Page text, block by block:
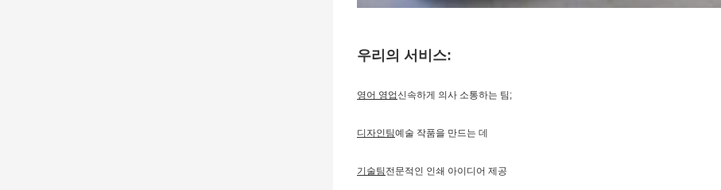
우리의 서비스:
영어 영업신속하게 의사 소통하는 팀;
디자인팀예술 작품을 만드는 데
기술팀 전문적인 인쇄 아이디어 제공